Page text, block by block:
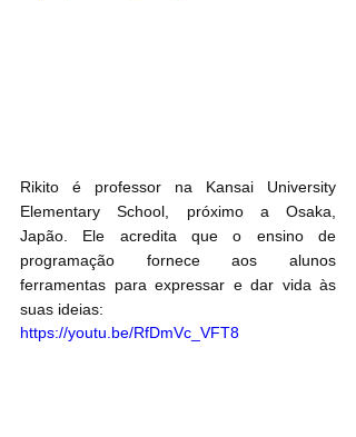
Rikito é professor na Kansai University
Elementary School, próximo a Osaka,
Japão. Ele acredita que o ensino de
programação fornece aos alunos
ferramentas para expressar e dar vida às
suas ideias:
https://youtu.be/RfDmVc_VFT8